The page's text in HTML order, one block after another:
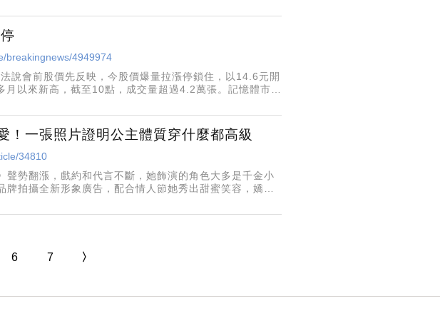
breakingnews/4949974
說會前股價先反映，今股價爆量拉漲停鎖住，以14.6元開
以來新高，截至10點，成交量超過4.2萬張。記憶體市況
！一張照片證明公主體質穿什麼都高級
34810
勢翻漲，戲約和代言不斷，她飾演的角色大多是千金小
拍攝全新形象廣告，配合情人節她秀出甜蜜笑容，嬌羞
6 7 〉